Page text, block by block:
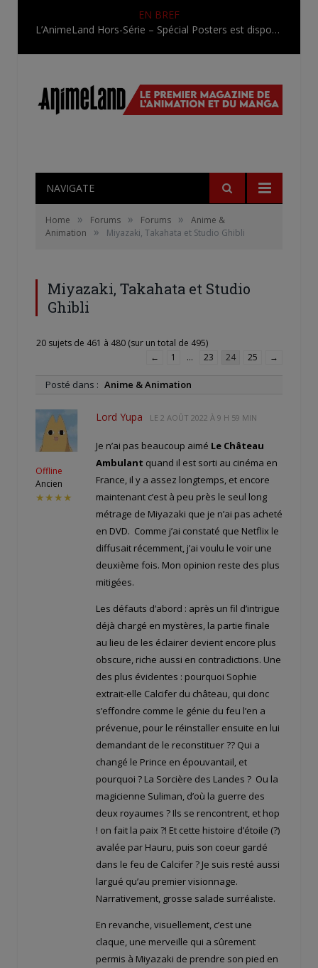
EN BREF
Une nouvelle série TV Digimon en préparation pour 2027
NAVIGATE
Home » Forums » Forums »
Anime &
Animation
» Miyazaki, Takahata et Studio Ghibli
Miyazaki, Takahata et Studio
Ghibli
20 sujets de 461 à 480 (sur un total de 495)
←
1 … 23 24 25 →
Posté dans : Anime & Animation
Offline
Ancien
★★★★
Lord Yupa LE 2 AOÛT 2022 À 9 H 59 MIN
Je n’ai pas beaucoup aimé Le Château
Ambulant quand il est sorti au cinéma en
France, il y a assez longtemps, et encore
maintenant c’est à peu près le seul long
métrage de Miyazaki que je n’ai pas acheté
en DVD. Comme j’ai constaté que Netflix le
diffusait récemment, j’ai voulu le voir une
deuxième fois. Mon opinion reste des plus
mitigées.
Les défauts d’abord : après un fil d’intrigue
déjà chargé en mystères, la partie finale
au lieu de les éclairer devient encore plus
obscure, riche aussi en contradictions. Une
des plus évidentes : pourquoi Sophie
extrait-elle Calcifer du château, qui donc
s’effondre comme le génie du feu l’en a
prévenue, pour le réinstaller ensuite en lui
demandant de le reconstituer ?? Qui a
changé le Prince en épouvantail, et
pourquoi ? La Sorcière des Landes ? Ou la
magicienne Suliman, d’où la guerre des
deux royaumes ? Ils se rencontrent, et hop
! on fait la paix ?! Et cette histoire d’étoile (?)
avalée par Hauru, puis son coeur gardé
dans le feu de Calcifer ? Je suis resté aussi
largué qu’au premier visionnage.
Narrativement, grosse salade surréaliste.
En revanche, visuellement, c’est une
claque, une merveille qui a sûrement
permis à Miyazaki de prendre son pied en